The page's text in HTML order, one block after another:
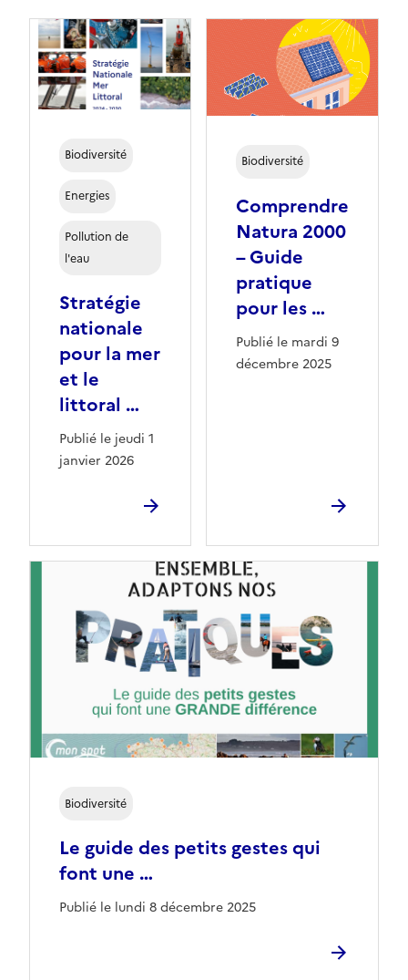
Stratégie
nationale
pour la mer
et le
littoral …
Publié le jeudi 1
janvier 2026
Biodiversité
Energies
Pollution de
l'eau
Comprendre
Natura 2000
– Guide
pratique
pour les …
Publié le mardi 9
décembre 2025
Biodiversité
Le guide des petits gestes qui
font une …
Publié le lundi 8 décembre 2025
Biodiversité